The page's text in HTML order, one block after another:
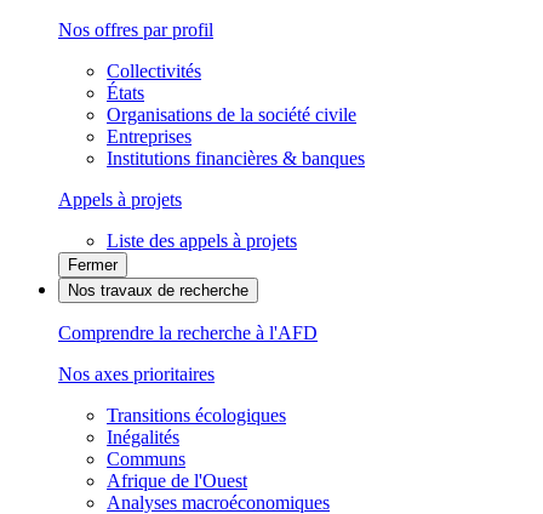
Nos offres par profil
Collectivités
États
Organisations de la société civile
Entreprises
Institutions financières & banques
Appels à projets
Liste des appels à projets
Fermer
Nos travaux de recherche
Comprendre la recherche à l'AFD
Nos axes prioritaires
Transitions écologiques
Inégalités
Communs
Afrique de l'Ouest
Analyses macroéconomiques